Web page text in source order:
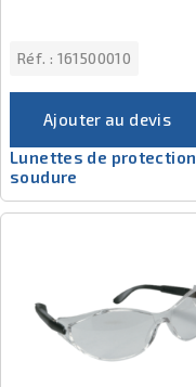
Réf. : 161500010
Ajouter au devis
Lunettes de protection
soudure